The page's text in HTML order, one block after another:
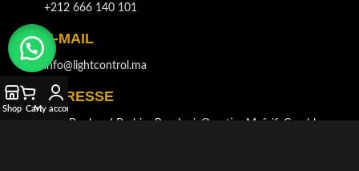
+212 666 140 101
E-MAIL
info@lightcontrol.ma
ADRESSE
143, Boulvard Brahim Roudani, Quartier Maârif, Casablanca
Shop CartMy account